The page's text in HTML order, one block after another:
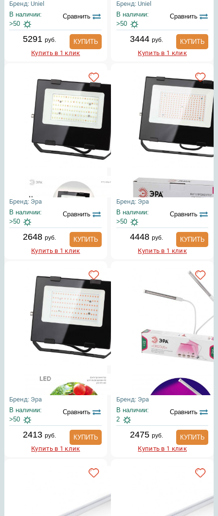
Бренд: Uniel
В наличии:
>50
Сравнить
5291руб.
КУПИТЬ
Купить в 1 клик
Бренд: Uniel
В наличии:
>50
Сравнить
3444 руб.
КУПИТЬ
Купить в 1 клик
Бренд: Эра
В наличии:
>50
Сравнить
2648руб.
КУПИТЬ
Купить в 1 клик
Бренд: Эра
В наличии:
>50
Сравнить
4448 руб.
КУПИТЬ
Купить в 1 клик
Бренд: Эра
В наличии:
>50
Сравнить
2413руб.
КУПИТЬ
Купить в 1 клик
Бренд: Эра
В наличии:
2
Сравнить
2475 руб.
КУПИТЬ
Купить в 1 клик